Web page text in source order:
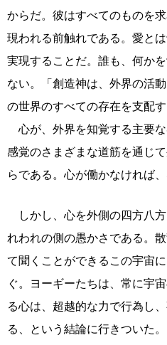
からだ。彼はすべてのものを
現われる前触れである。愛と
実現することだ。誰も、何か
ない。「創造神は、外界の活
の世界のすべての存在を支配す
心が、外界を知覚する主要な
感覚のさまざまな道筋を通じ
らである。心が働かなければ、
しかし、心を外側の四方八
れわれの側の愚かさである。
て聞くことができるこの宇宙
ぐ。ヨーギーたちは、常に宇
る心は、超越的な力で行為し
る、という結論に行きついた。